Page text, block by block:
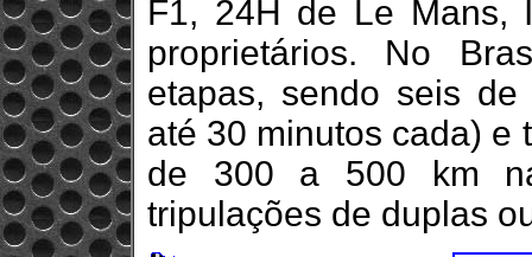
F1, 24H de Le Mans,
proprietários. No
etapas, sendo seis
até 30 minutos cada) e
de 300 a 500 km
tripulações de duplas